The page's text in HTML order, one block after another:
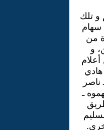
تلك
سهام
من
و
هادي
ـ